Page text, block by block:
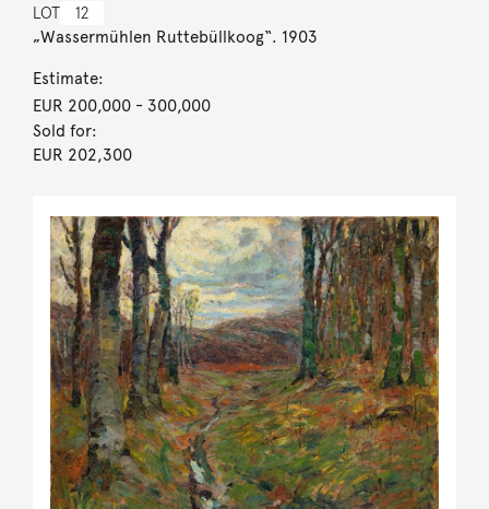
LOT 12
„Wassermühlen Ruttebüllkoog“. 1903
Estimate:
EUR 200,000- 300,000
Sold for:
EUR 202,300